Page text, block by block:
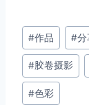
文
章
标
签：
#作品 #分
#胶卷摄影
#色彩